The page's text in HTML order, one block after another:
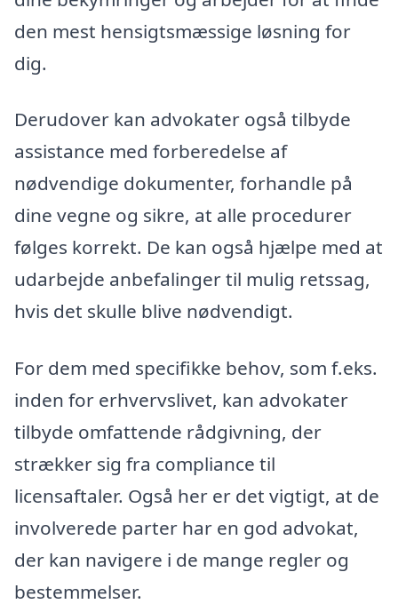
den mest hensigtsmæssige løsning for
dig.
Derudover kan advokater også tilbyde
assistance med forberedelse af
nødvendige dokumenter, forhandle på
dine vegne og sikre, at alle procedurer
følges korrekt. De kan også hjælpe med at
udarbejde anbefalinger til mulig retssag,
hvis det skulle blive nødvendigt.
For dem med specifikke behov, som f.eks.
inden for erhvervslivet, kan advokater
tilbyde omfattende rådgivning, der
strækker sig fra compliance til
licensaftaler. Også her er det vigtigt, at de
involverede parter har en god advokat,
der kan navigere i de mange regler og
bestemmelser.